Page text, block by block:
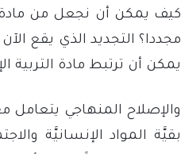
كيف يمكن أن نجعل من مادة
مجددا؟ التجديد الذي يقع
يمكن أن ترتبط مادة التربية
والإصلاح المنهاجي
بقيَّة المواد الإنسانيَّة